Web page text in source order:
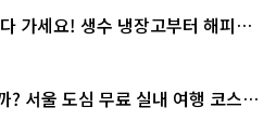
가세요! 생수 냉장고부터 해피소
? 서울 도심 무료 실내 여행 코스